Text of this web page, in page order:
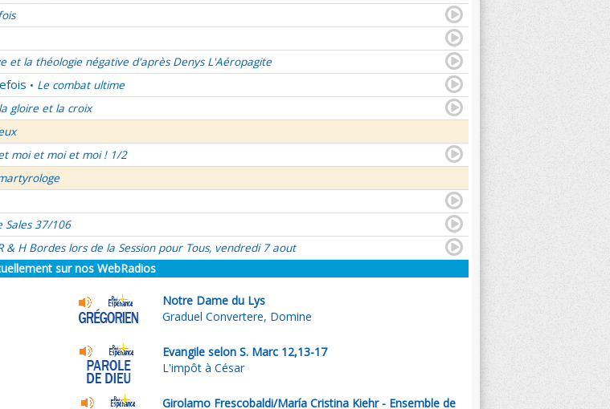
et la théologie négative d'après Denys L'Aéropagite
• Le combat ultime
gloire et la croix
moi et moi et moi ! 1/2
Sales 37/106
& H Bordes lors de la Session pour Tous, vendredi 7 aout
sur nos WebRadios
Notre Dame du Lys
Graduel Convertere, Domine
Evangile selon S. Marc 12,13-17
L'impôt à César
Girolamo Frescobaldi/María Cristina Kiehr - Ensemble de